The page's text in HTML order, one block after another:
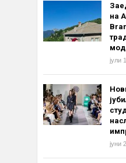
на
јули
јуни